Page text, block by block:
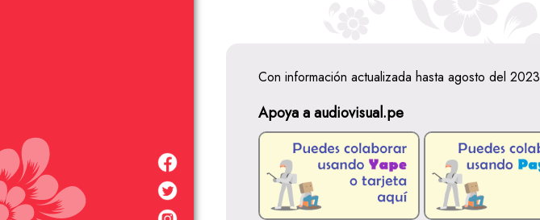
Con información actualizada hasta agosto del 2023
Apoya a audiovisual.pe